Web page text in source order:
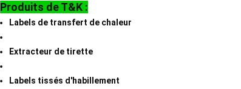
Produits de T&K :
Labels de transfert de chaleur
Extracteur de tirette
Labels tissés d'habillement